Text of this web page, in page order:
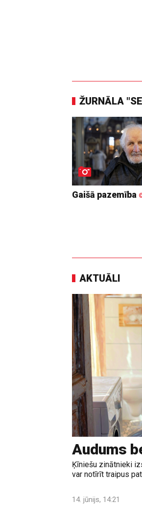
ŽURNĀLA
Gaišā pazemība
AKTUĀLI
Audums
Ķīniešu zinātnieki
var notīrīt traipus
14. jūnijs, 14:21